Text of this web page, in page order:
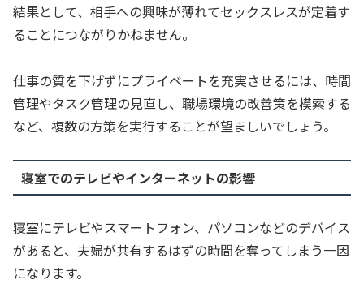
結果として、相手への興味が薄れてセックスレスが定着す
ることにつながりかねません。
仕事の質を下げずにプライベートを充実させるには、時間
管理やタスク管理の見直し、職場環境の改善策を模索する
など、複数の方策を実行することが望ましいでしょう。
寝室でのテレビやインターネットの影響
寝室にテレビやスマートフォン、パソコンなどのデバイス
があると、夫婦が共有するはずの時間を奪ってしまう一因
になります。